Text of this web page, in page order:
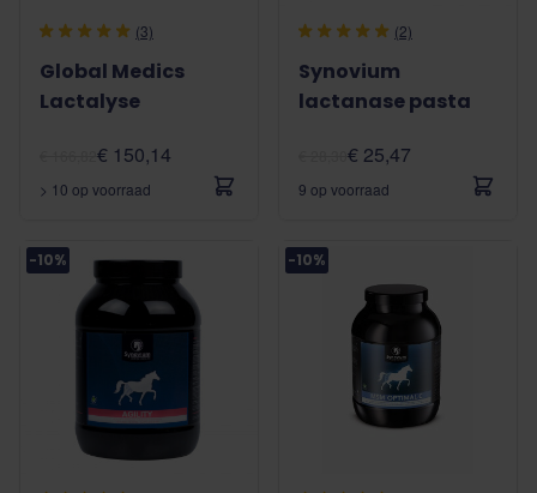
(3)
Global Medics
Lactalyse
€ 150,14
> 10 op voorraad
(2)
Synovium
lactanase pasta
€ 25,47
9 op voorraad
-10% -10%